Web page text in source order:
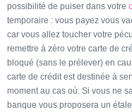
possibilité de puiser dans votre
temporaire : vous payez vous
car vous allez toucher votre
remettre à zéro votre carte de
bloqué (sans le prélever) en
carte de crédit est destinée à
moment au cas où. Si vous ne
banque vous proposera un